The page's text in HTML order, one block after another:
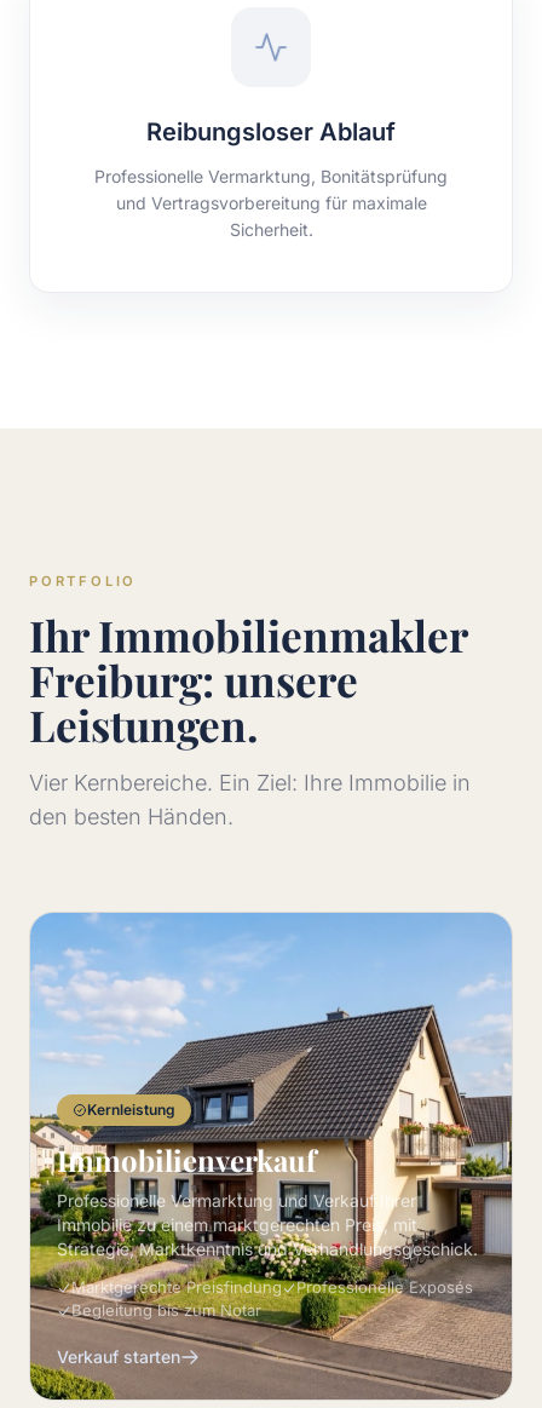
Reibungsloser Ablauf
Professionelle Vermarktung, Bonitätsprüfung
und Vertragsvorbereitung für maximale
Sicherheit.
PORTFOLIO
Ihr Immobilienmakler
Freiburg: unsere
Leistungen.
Vier Kernbereiche. Ein Ziel: Ihre Immobilie in
den besten Händen.
Kernleistung
Immobilienverkauf
Professionelle Vermarktung und Verkauf Ihrer
Immobilie zu einem marktgerechten Preis, mit
Strategie, Marktkenntnis und Verhandlungsgeschick.
Marktgerechte Preisfindung
Professionelle Exposés
Begleitung bis zum Notar
Verkauf starten